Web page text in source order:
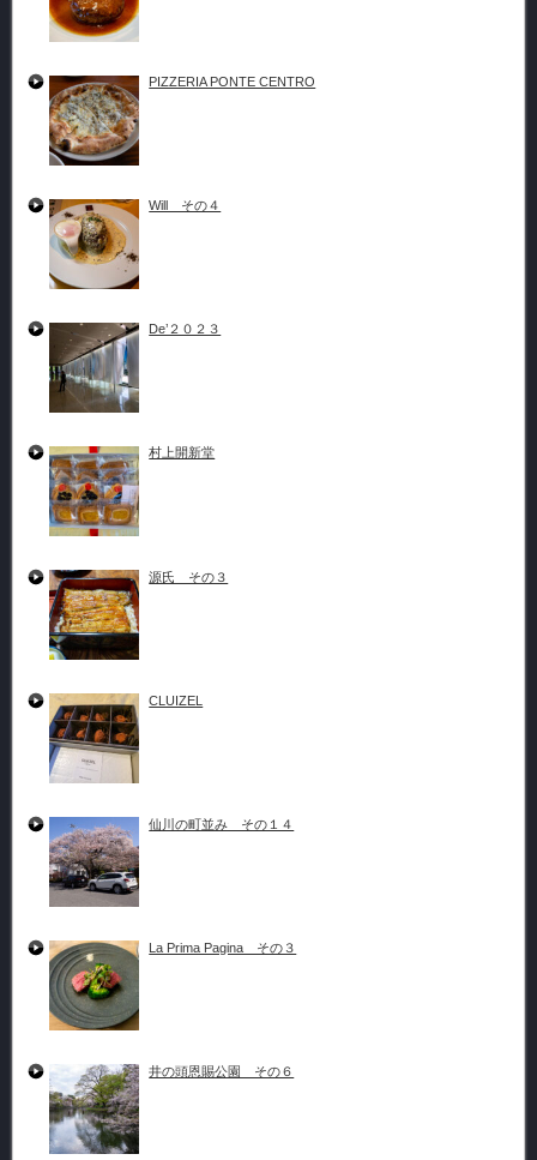
PIZZERIA PONTE CENTRO
Will その４
De’２０２３
村上開新堂
源氏 その３
CLUIZEL
仙川の町並み その１４
La Prima Pagina その３
井の頭恩賜公園 その６